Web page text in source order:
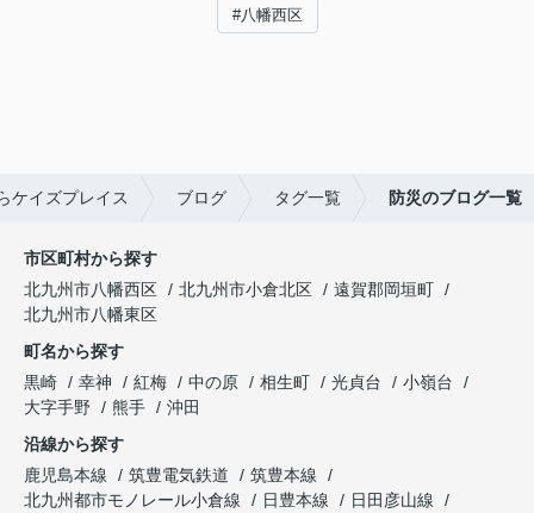
#八幡西区
ケイズプレイス ブログ タグ一覧 防災のブログ一覧
市区町村から探す
北九州市八幡西区
北九州市小倉北区
遠賀郡岡垣町
北九州市八幡東区
町名から探す
黒崎
幸神 紅梅 中の原 相生町 光貞台
小嶺台
大字手野
熊手
沖田
沿線から探す
鹿児島本線
筑豊電気鉄道
筑豊本線
北九州都市モノレール小倉線
日豊本線
日田彦山線